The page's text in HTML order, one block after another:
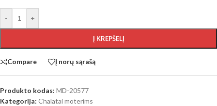
- +
Į KREPŠELĮ
Compare Į norų sąrašą
Produkto kodas: MD-20577
Kategorija: Chalatai moterims